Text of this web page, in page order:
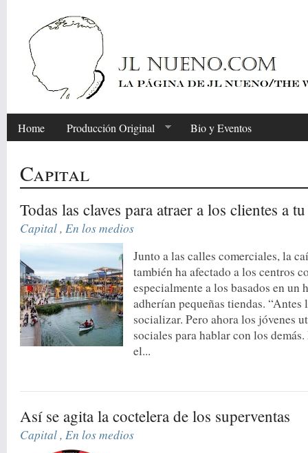
Home Producción Original Bio y Eventos
Capital
Todas las claves para atraer a los clientes a
Capital,En los medios
Junto a las calles comerciales, la
también ha afectado a los centros
especialmente a los basados en un
adherían pequeñas tiendas. “Antes
socializar. Pero ahora los jóvenes
sociales para hablar con los
el...
Así se agita la coctelera de los superventas
Capital,En los medios